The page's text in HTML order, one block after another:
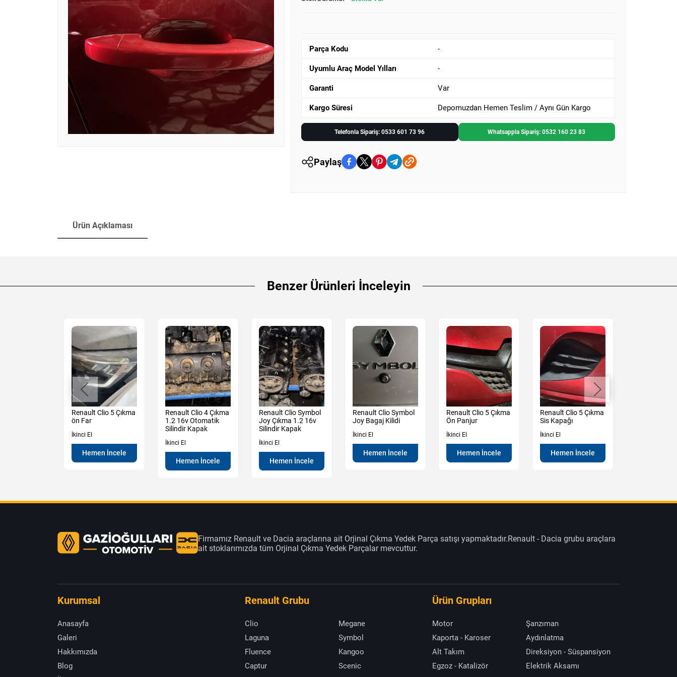
Parça Kodu -
Uyumlu Araç Model Yılları -
Garanti Var
Kargo Süresi Depomuzdan Hemen Teslim / Aynı Gün Kargo
Telefonla Sipariş: 0533 601 73 96 Whatsappla Sipariş: 0532 160 23 83
Paylaş
Ürün Açıklaması
Benzer Ürünleri İnceleyin
Renault Clio 5 Çıkma
ön Far
İkinci El
Hemen İncele
Renault Clio 4 Çıkma
1.2 16v Otomatik
Silindir Kapak
İkinci El
Hemen İncele
Renault Clio Symbol
Joy Çıkma 1.2 16v
Silindir Kapak
İkinci El
Hemen İncele
Renault Clio Symbol
Joy Bagaj Kilidi
İkinci El
Hemen İncele
Renault Clio 5 Çıkma
Ön Panjur
İkinci El
Hemen İncele
Renault Clio 5 Çıkma
Sis Kapağı
İkinci El
Hemen İncele
Firmamız Renault ve Dacia araçlarına ait Orjinal Çıkma Yedek Parça satışı yapmaktadır.Renault - Dacia grubu araçlara
ait stoklarımızda tüm Orjinal Çıkma Yedek Parçalar mevcuttur.
Kurumsal
Anasayfa
Galeri
Hakkımızda
Blog
Renault Grubu
Clio
Megane
Laguna
Symbol
Fluence
Kangoo
Captur
Scenic
Ürün Grupları
Motor
Şanzıman
Kaporta - Karoser
Aydınlatma
Alt Takım
Direksiyon - Süspansiyon
Egzoz - Katalizör
Elektrik Aksamı